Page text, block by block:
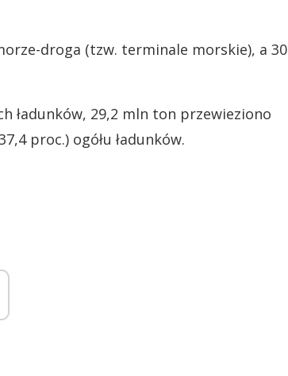
droga (tzw. terminale morskie), a 30
ładunków, 29,2 mln ton przewieziono
proc.) ogółu ładunków.